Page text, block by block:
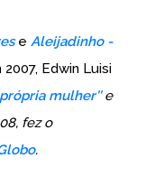
e Aleijadinho -
2007, Edwin Luisi
mulher''e
fez o
.